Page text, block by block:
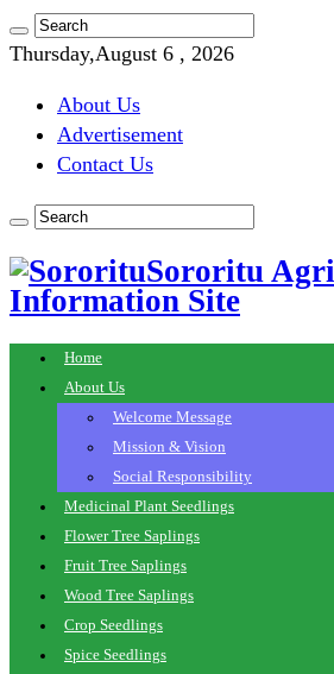
Thursday,August 6 , 2026
About Us
Advertisement
Contact Us
Sororitu
Information Site
Home
About Us
Welcome Message
Mission & Vision
Social Responsibility
Medicinal Plant Seedlings
Flower Tree Saplings
Fruit Tree Saplings
Wood Tree Saplings
Crop Seedlings
Spice Seedlings